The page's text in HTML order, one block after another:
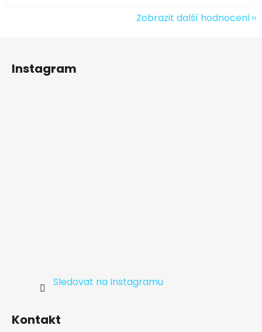
Zobrazit další hodnocení
Instagram
Sledovat na Instagramu
Kontakt